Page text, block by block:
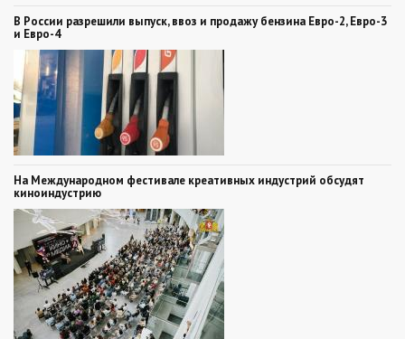
В России разрешили выпуск, ввоз и продажу бензина Евро-2, Евро-3
и Евро-4
На Международном фестивале креативных индустрий обсудят
киноиндустрию